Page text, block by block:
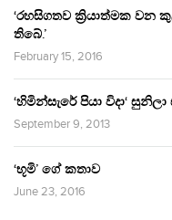
‘රහසිගතව ක්‍රියාත්මක වන
තිබේ.’
February 15, 2016
‘හිමින්සැරේ පියා විදා‘
September 9, 2013
‘භූමි’ ගේ කතාව
June 23, 2016